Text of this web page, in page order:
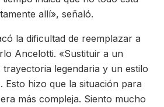
allí», señaló.
la dificultad de reemplazar a
Ancelotti. «Sustituir a un
legendaria y un estilo
Esto hizo que la situación para
más compleja. Siento mucho